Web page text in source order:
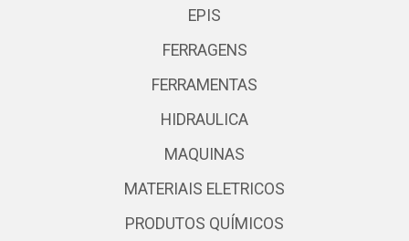
EPIS
FERRAGENS
FERRAMENTAS
HIDRAULICA
MAQUINAS
MATERIAIS ELETRICOS
PRODUTOS QUÍMICOS